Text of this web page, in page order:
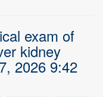
exam of
kidney
2026 9:42